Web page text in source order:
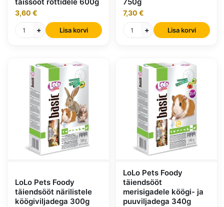
3,60 €
+
Lisa korvi
7,30 €
+
Lisa korvi
LoLo Pets Foody
täiendsööt närilistele
köögiviljadega 300g
LoLo Pets Foody
täiendsööt
merisigadele köögi- ja
puuviljadega 340g